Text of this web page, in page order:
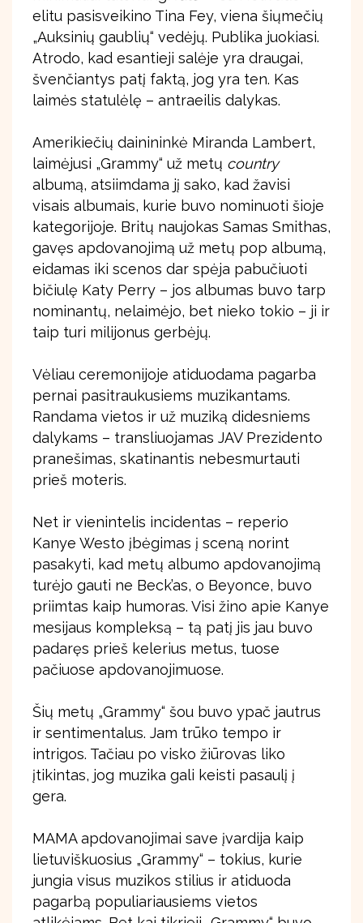
elitu pasisveikino Tina Fey, viena šiųmečių
„Auksinių gaublių“ vedėjų. Publika juokiasi.
Atrodo, kad esantieji salėje yra draugai,
švenčiantys patį faktą, jog yra ten. Kas
laimės statulėlę – antraeilis dalykas.
Amerikiečių dainininkė Miranda Lambert,
laimėjusi „Grammy“ už metų country
albumą, atsiimdama jį sako, kad žavisi
visais albumais, kurie buvo nominuoti šioje
kategorijoje. Britų naujokas Samas Smithas,
gavęs apdovanojimą už metų pop albumą,
eidamas iki scenos dar spėja pabučiuoti
bičiulę Katy Perry – jos albumas buvo tarp
nominantų, nelaimėjo, bet nieko tokio – ji ir
taip turi milijonus gerbėjų.
Vėliau ceremonijoje atiduodama pagarba
pernai pasitraukusiems muzikantams.
Randama vietos ir už muziką didesniems
dalykams – transliuojamas JAV Prezidento
pranešimas, skatinantis nebesmurtauti
prieš moteris.
Net ir vienintelis incidentas – reperio
Kanye Westo įbėgimas į sceną norint
pasakyti, kad metų albumo apdovanojimą
turėjo gauti ne Beck’as, o Beyonce, buvo
priimtas kaip humoras. Visi žino apie Kanye
mesijaus kompleksą – tą patį jis jau buvo
padaręs prieš kelerius metus, tuose
pačiuose apdovanojimuose.
Šių metų „Grammy“ šou buvo ypač jautrus
ir sentimentalus. Jam trūko tempo ir
intrigos. Tačiau po visko žiūrovas liko
įtikintas, jog muzika gali keisti pasaulį į
gera.
MAMA apdovanojimai save įvardija kaip
lietuviškuosius „Grammy“ – tokius, kurie
jungia visus muzikos stilius ir atiduoda
pagarbą populiariausiems vietos